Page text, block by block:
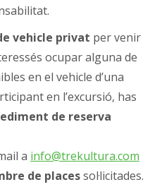
vehicle privat per venir
ocupar alguna de
en el vehicle d’una
en l’excursió, has
de reserva
a info@trekultura.com
de placessol·licitades.